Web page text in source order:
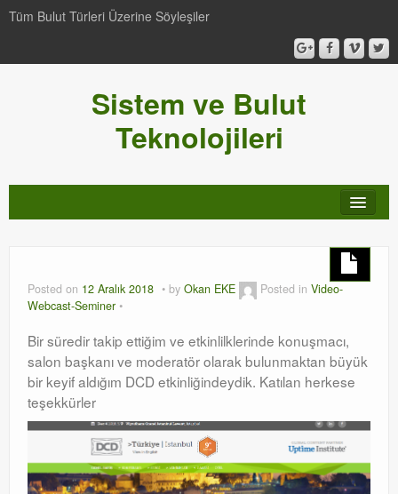
Tüm Bulut Türleri Üzerine Söyleşiler
Sistem ve Bulut
Teknolojileri
Video-Webcast-Seminer
Windows Server Family
SCOM
Orchestrator
Watchguard
Posted on 12 Aralık 2018 by Okan EKE Posted in Video-
Webcast-Seminer
Bir süredir takip ettiğim ve etkinlilklerinde konuşmacı,
salon başkanı ve moderatör olarak bulunmaktan büyük
bir keyif aldığım DCD etkinliğindeydik. Katılan herkese
teşekkürler